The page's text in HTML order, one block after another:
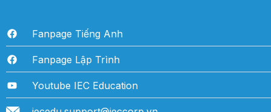
Fanpage Tiếng Anh
Fanpage Lập Trình
Youtube IEC Education